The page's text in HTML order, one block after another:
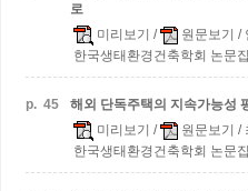
로
미리보기 / 원문보기 /
한국생태환경건축학회 논문
p. 45
해외 단독주택의 지속가능성
미리보기 / 원문보기 /
한국생태환경건축학회 논문